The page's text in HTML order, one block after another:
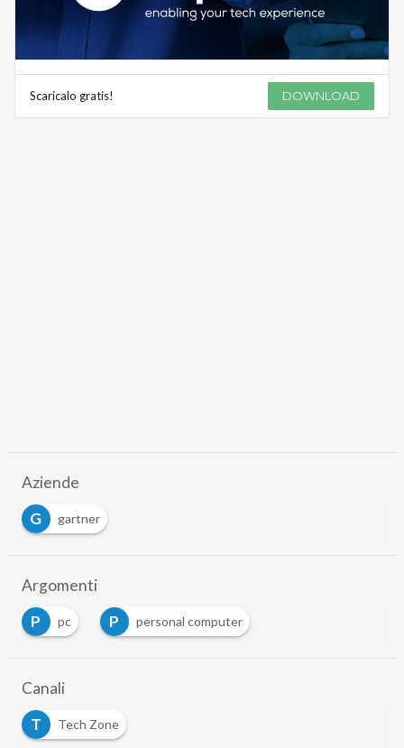
Scaricalo gratis! DOWNLOAD
Aziende
G
gartner
Argomenti
P
pc P personal computer
Canali
T
Tech Zone